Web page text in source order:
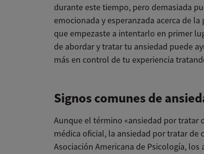
durante este tiempo, pero demasiada
emocionada y esperanzada acerca de
que empezaste a intentarlo en primer
de abordar y tratar tu ansiedad puede
más en control de tu experiencia
Signos comunes de
Aunque el término «ansiedad por tratar
médica oficial, la ansiedad por tratar de
Asociación Americana de Psicología,